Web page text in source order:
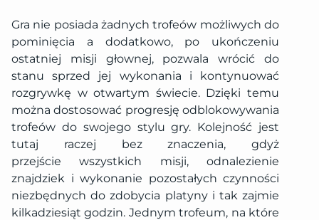
Gra nie posiada żadnych trofeów możliwych do
pominięcia a dodatkowo, po ukończeniu
ostatniej misji głownej, pozwala wrócić do
stanu sprzed jej wykonania i kontynuować
rozgrywkę w otwartym świecie. Dzięki temu
można dostosować progresję odblokowywania
trofeów do swojego stylu gry. Kolejność jest
tutaj raczej bez znaczenia, gdyż
przejście wszystkich misji, odnalezienie
znajdziek i wykonanie pozostałych czynności
niezbędnych do zdobycia platyny i tak zajmie
kilkadziesiąt godzin. Jednym trofeum, na które